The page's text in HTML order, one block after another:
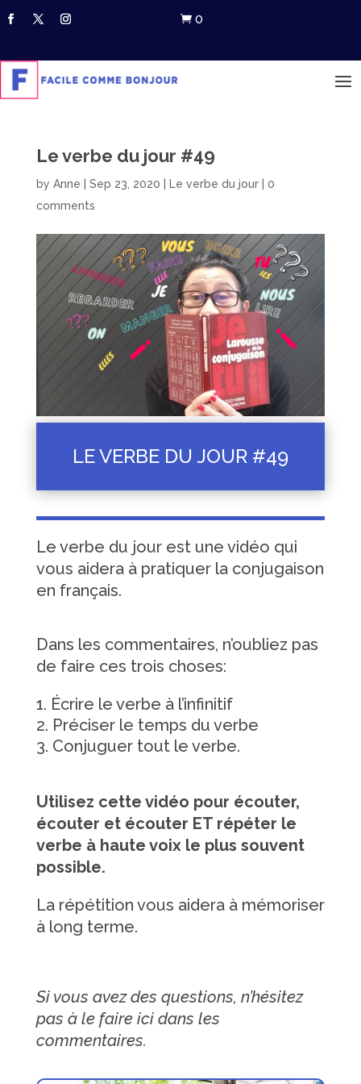
 0
Le verbe du jour #49
by Anne Sep 23, 2020 Le verbe du jour| 0
comments
LE VERBE DU JOUR #49
Le verbe du jour est une vidéo qui
vous aidera à pratiquer la conjugaison
en français.
Dans les commentaires, n’oubliez pas
de faire ces trois choses:
Écrire le verbe à l’infinitif
Préciser le temps du verbe
Conjuguer tout le verbe.
Utilisez cette vidéo pour écouter,
écouter et écouter ET répéter le
verbe à haute voix le plus souvent
possible.
La répétition vous aidera à mémoriser
à long terme.
Si vous avez des questions, n’hésitez
pas à le faire ici dans les
commentaires.